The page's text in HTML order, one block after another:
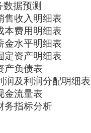
据预测
入明细表
用明细表
平明细表
产明细表
债表
润分配明细表
量表
标分析